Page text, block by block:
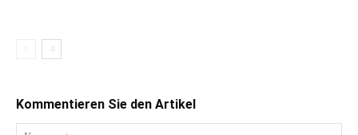
Kommentieren Sie den Artikel